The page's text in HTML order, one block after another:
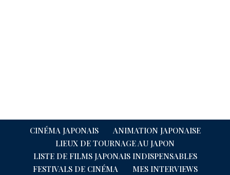
CINÉMA JAPONAIS
ANIMATION JAPONAISE
LIEUX DE TOURNAGE AU JAPON
LISTE DE FILMS JAPONAIS INDISPENSABLES
FESTIVALS DE CINÉMA
MES INTERVIEWS